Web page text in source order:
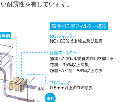
耐震性を有しています。